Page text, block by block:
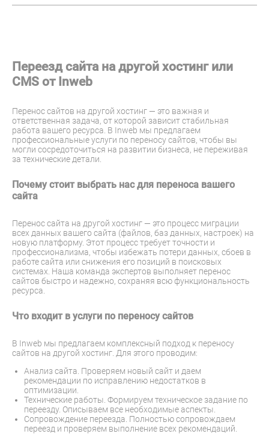
Переезд сайта на другой хостинг или
CMS от Inweb
Перенос сайтов на другой хостинг — это важная и
ответственная задача, от которой зависит стабильная
работа вашего ресурса. В Inweb мы предлагаем
профессиональные услуги по переносу сайтов, чтобы вы
могли сосредоточиться на развитии бизнеса, не переживая
за технические детали.
Почему стоит выбрать нас для переноса вашего
сайта
Перенос сайта на другой хостинг — это процесс миграции
всех данных вашего сайта (файлов, баз данных, настроек) на
новую платформу. Этот процесс требует точности и
профессионализма, чтобы избежать потери данных, сбоев в
работе сайта или снижения его позиций в поисковых
системах. Наша команда экспертов выполняет перенос
сайтов быстро и надежно, сохраняя всю функциональность
ресурса.
Что входит в услуги по переносу сайтов
В Inweb мы предлагаем комплексный подход к переносу
сайтов на другой хостинг. Для этого проводим:
Анализ сайта. Проверяем новый сайт и даем
рекомендации по исправлению недостатков в
оптимизации.
Технические работы. Формируем техническое задание по
переезду. Описываем все необходимые аспекты.
Сопровождение переезда. Полностью сопровождаем
переезд и проверяем выполнение всех рекомендаций.